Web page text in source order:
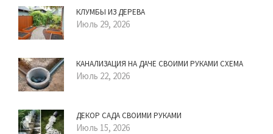
КЛУМБЫ ИЗ ДЕРЕВА
Июль 29, 2026
КАНАЛИЗАЦИЯ НА ДАЧЕ СВОИМИ РУКАМИ СХЕМА
Июль 22, 2026
ДЕКОР САДА СВОИМИ РУКАМИ
Июль 15, 2026